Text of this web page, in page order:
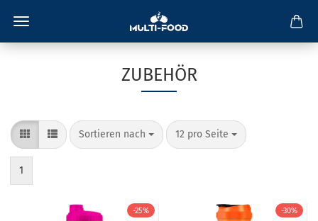
ZUBEHÖR
Sortieren nach
Sortieren nach 12 pro Seite
pro Seite
1
-25% -30%